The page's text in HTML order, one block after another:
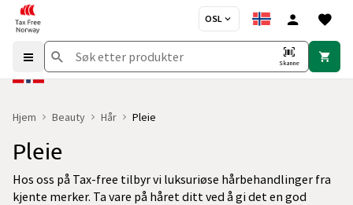
OSL
Skanne
Hjem Beauty Hår Pleie
Pleie
Hos oss på Tax-free tilbyr vi luksuriøse hårbehandlinger fra
kjente merker. Ta vare på håret ditt ved å gi det en god